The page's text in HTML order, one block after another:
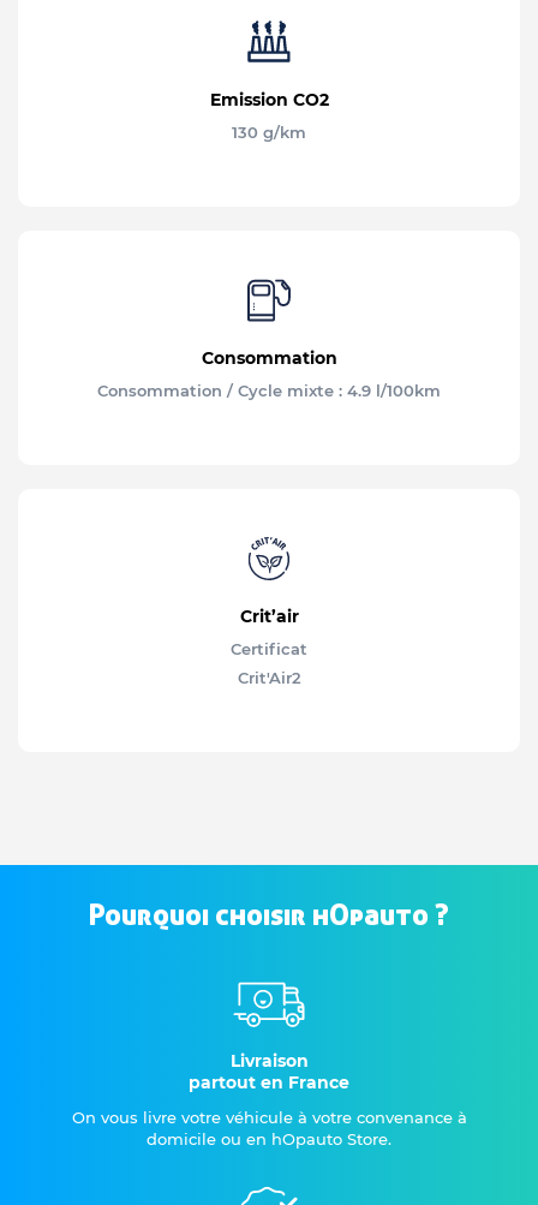
Emission CO2
130 g/km
Consommation
Consommation / Cycle mixte : 4.9 l/100km
Crit’air
Certificat
Crit'Air2
Pourquoi choisir hOpauto ?
Livraison
partout en France
On vous livre votre véhicule à votre convenance à
domicile ou en hOpauto Store.